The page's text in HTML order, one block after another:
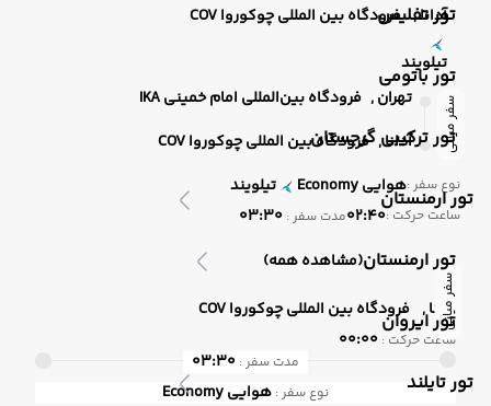
تور تفلیس
تور باتومی
تور ترکیبی گرجستان
تور ارمنستان
تور ارمنستان(مشاهده همه)
تور ایروان
تور تایلند
آدانا , فرودگاه بین المللی چوکوروا COV
تیلویند
سفر میانی تهران , فرودگاه بین‌المللی امام خمینی IKA
آدانا , فرودگاه بین المللی چوکوروا COV
نوع سفر :هوایی تیلویند
ساعت حرکت :02:40مدت سفر : 03:30
سفر میانی
آدانا , فرودگاه بین المللی چوکوروا COV
ساعت حرکت : 00:00
مدت سفر : 03:30
نوع سفر : هوایی